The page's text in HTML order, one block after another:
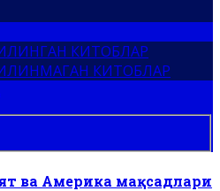
КИТОБЛАР
КИТОБЛАР
ва Америка мақсадлари